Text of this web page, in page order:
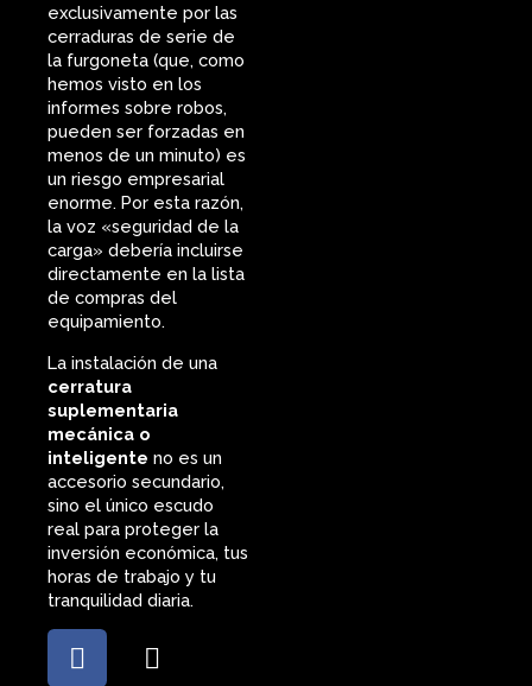
exclusivamente por las
cerraduras de serie de
la furgoneta (que, como
hemos visto en los
informes sobre robos,
pueden ser forzadas en
menos de un minuto) es
un riesgo empresarial
enorme. Por esta razón,
la voz «seguridad de la
carga» debería incluirse
directamente en la lista
de compras del
equipamiento.
La instalación de una
cerratura
suplementaria
mecánica o
inteligente no es un
accesorio secundario,
sino el único escudo
real para proteger la
inversión económica, tus
horas de trabajo y tu
tranquilidad diaria.